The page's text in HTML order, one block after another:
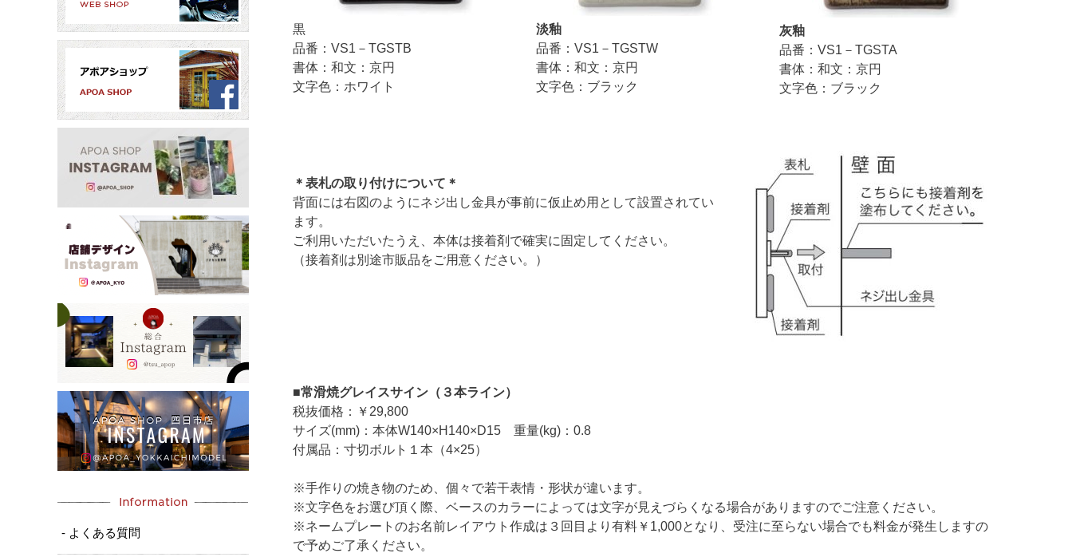
黒
品番：VS1－TGSTB
書体：和文：京円
文字色：ホワイト
淡釉
品番：VS1－TGSTW
書体：和文：京円
文字色：ブラック
灰釉
品番：VS1－TGSTA
書体：和文：京円
文字色：ブラック
＊表札の取り付けについて＊
背面には右図のようにネジ出し金具が事前に仮止め用として設置されてい
ます。
ご利用いただいたうえ、本体は接着剤で確実に固定してください。
（接着剤は別途市販品をご用意ください。）
■常滑焼グレイスサイン（３本ライン）
税抜価格：￥29,800
サイズ(mm)：本体W140×H140×D15 重量(kg)：0.8
付属品：寸切ボルト１本（4×25）
※手作りの焼き物のため、個々で若干表情・形状が違います。
※文字色をお選び頂く際、ベースのカラーによっては文字が見えづらくなる場合がありますのでご注意ください。
※ネームプレートのお名前レイアウト作成は３回目より有料￥1,000となり、受注に至らない場合でも料金が発生しますの
で予めご了承ください。
- よくある質問